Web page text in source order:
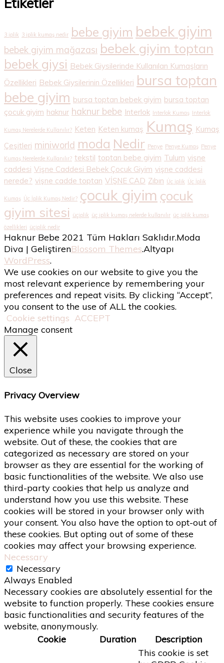
3 iplik 3 iplik kumaş nedir bebe giyim bebek giyim
bebek giyim mağazası bebek giyim toptan
bebek giysi Bebek Giysilerinde Kullanılan Kumaşların
Özellikleri Bebek Giysilerinin Özellikleri bursa toptan
bebe giyim bursa toptan bebek giyim bursa toptan
çocuk giyim haknur haknur bebe Interlok Interlok Kumaş Interlok
Kumaş Nerelerde Kullanılır? Keten Keten kumaş Kumaş Kumaş
Çeşitleri miniworld moda Nedir Penye Penye Kumaş Penye
Kumaş Nerelerde Kullanılır? tekstil toptan bebe giyim Tulum vişne
caddesi Vişne Caddesi Bebek Çocuk Giyim vişne caddesi
nerede? vişne cadde toptan VİŞNE CAD Zıbın Üç iplik Üç İplik
Kumaş Üç İplik Kumaş Nedir? çocuk giyim çocuk
giyim sitesi üçiplik üç iplik kumaş nelerde kullanılır üç iplik kumaş
özellikleri üçiplik nedir
Haknur Bebe 2021 Tüm Hakları Saklıdır.Moda
Diva | GeliştirenBlossom Themes.Altyapı
WordPress.
We use cookies on our website to give you the
most relevant experience by remembering your
preferences and repeat visits. By clicking “Accept”,
you consent to the use of ALL the cookies.
Cookie settings ACCEPT
Manage consent
Close
Privacy Overview
This website uses cookies to improve your
experience while you navigate through the
website. Out of these, the cookies that are
categorized as necessary are stored on your
browser as they are essential for the working of
basic functionalities of the website. We also use
third-party cookies that help us analyze and
understand how you use this website. These
cookies will be stored in your browser only with
your consent. You also have the option to opt-out of
these cookies. But opting out of some of these
cookies may affect your browsing experience.
Necessary
Necessary
Always Enabled
Necessary cookies are absolutely essential for the
website to function properly. These cookies ensure
basic functionalities and security features of the
website, anonymously.
Cookie
Duration Description
This cookie is set